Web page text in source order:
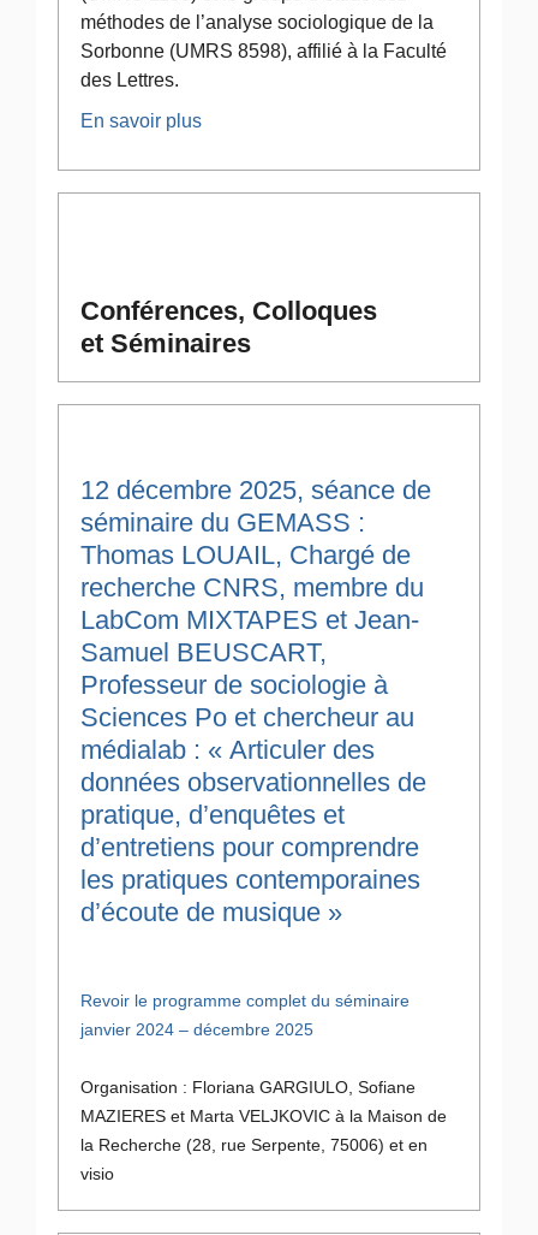
méthodes de l’analyse sociologique de la
Sorbonne (UMRS 8598), affilié à la Faculté
des Lettres.
En savoir plus
Conférences, Colloques
et Séminaires
12 décembre 2025, séance de
séminaire du GEMASS :
Thomas LOUAIL, Chargé de
recherche CNRS, membre du
LabCom MIXTAPES et Jean-
Samuel BEUSCART,
Professeur de sociologie à
Sciences Po et chercheur au
médialab : « Articuler des
données observationnelles de
pratique, d’enquêtes et
d’entretiens pour comprendre
les pratiques contemporaines
d’écoute de musique »
Revoir le programme complet du séminaire
janvier 2024 – décembre 2025
Organisation : Floriana GARGIULO, Sofiane
MAZIERES et Marta VELJKOVIC à la Maison de
la Recherche (28, rue Serpente, 75006) et en
visio